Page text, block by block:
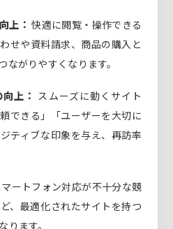
上： 快適に閲覧・操作できる
せや資料請求、商品の購入と
ながりやすくなります。
上： スムーズに動くサイト
できる」「ユーザーを大切に
ティブな印象を与え、再訪率
マートフォン対応が不十分な競
、最適化されたサイトを持つ
ります。